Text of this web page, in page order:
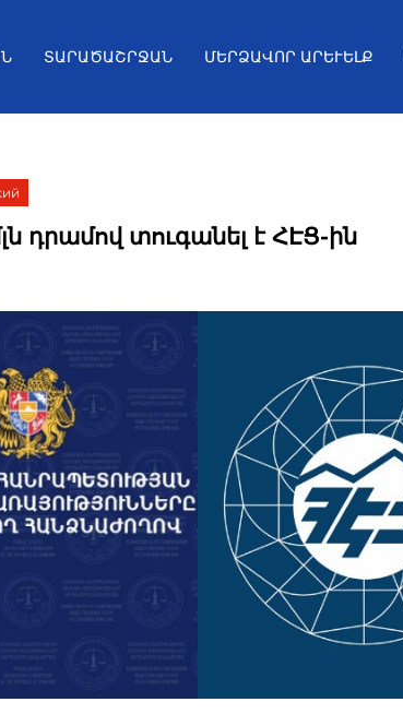
ՏԱՐԱԾԱՇՐՋԱՆ ՄԵՐՁԱՎՈՐ ԱՐԵՒԵԼՔ
դրամով տուգանել է ՀԷՑ-ին